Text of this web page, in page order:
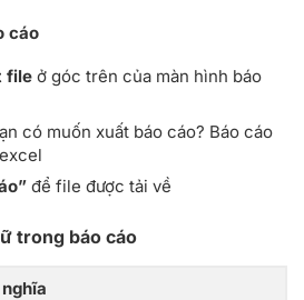
cáo
file ở góc trên của màn hình báo
có muốn xuất báo cáo? Báo cáo
để file được tải về
trong báo cáo